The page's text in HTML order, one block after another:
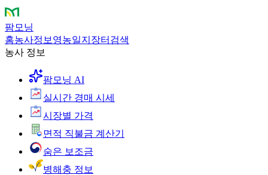
팜모닝
홈농사정보 영농일지 장터 검색
농사 정보
팜모닝 AI
실시간 경매 시세
시장별 가격
면적 직불금 계산기
숨은 보조금
병해충 정보